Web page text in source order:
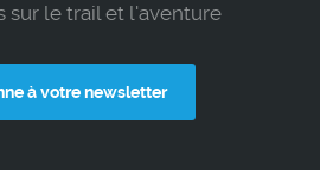
sur le trail et l'aventure
à votre newsletter